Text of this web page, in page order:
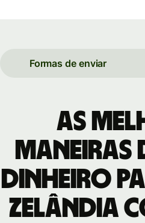
Formas de enviar
As
maneiras
dinheiro
Zelândia